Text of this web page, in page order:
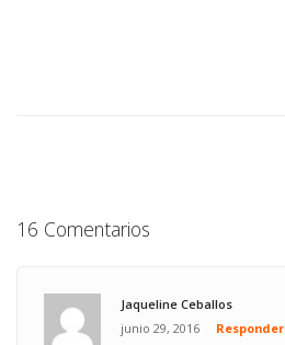
16 Comentarios
Jaqueline Ceballos
junio 29, 2016
Responder